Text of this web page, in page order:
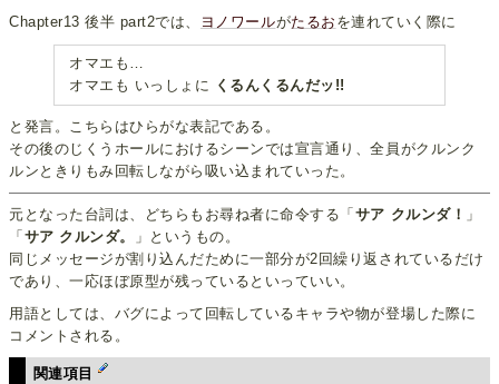
Chapter13 後半 part2では、 ヨノワールがたるお を連れていく際に
オマエも…
オマエも いっしょに くるんくるんだッ!!
と発言。こちらはひらがな表記である。
その後のじくうホールにおけるシーンでは宣言通り、全員がクルンク
ルンときりもみ回転しながら吸い込まれていった。
元となった台詞は、どちらもお尋ね者に命令する「 サア クルンダ！ 」
「 サア クルンダ。
」というもの。
同じメッセージが割り込んだために一部分が2回繰り返されているだけ
であり、一応ほぼ原型が残っているといっていい。
用語としては、バグによって回転しているキャラや物が登場した際に
コメントされる。
関連項目